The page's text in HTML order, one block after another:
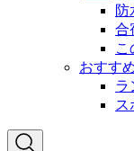
防
合
こ
おすす
ラ
ス